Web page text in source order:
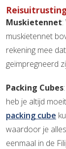
Muskietennet
muskietennet
rekening mee
geïmpregneerd
Packing Cubes
heb je altijd
packing cube
waardoor je
eenmaal in de